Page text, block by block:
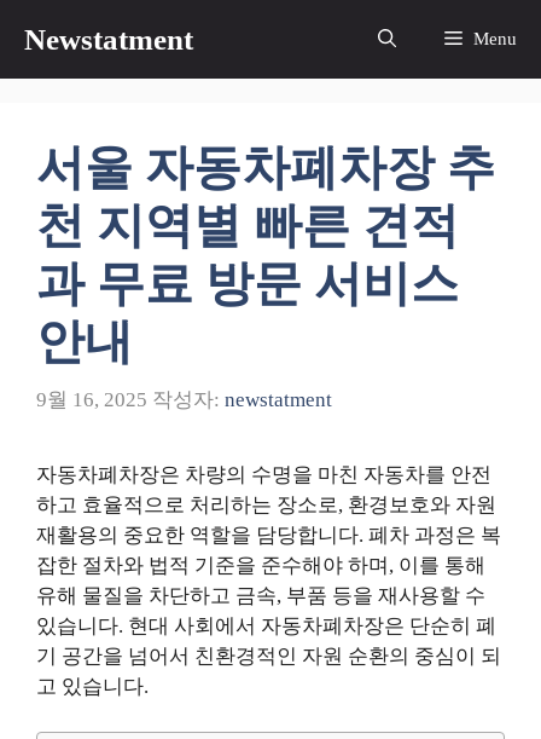
츠
Newstatment Menu
서울 자동차폐차장 추
천 지역별 빠른 견적
과 무료 방문 서비스
안내
9월 16, 2025 작성자: newstatment
자동차폐차장은 차량의 수명을 마친 자동차를 안전
하고 효율적으로 처리하는 장소로, 환경보호와 자원
재활용의 중요한 역할을 담당합니다. 폐차 과정은 복
잡한 절차와 법적 기준을 준수해야 하며, 이를 통해
유해 물질을 차단하고 금속, 부품 등을 재사용할 수
있습니다. 현대 사회에서 자동차폐차장은 단순히 폐
기 공간을 넘어서 친환경적인 자원 순환의 중심이 되
고 있습니다.